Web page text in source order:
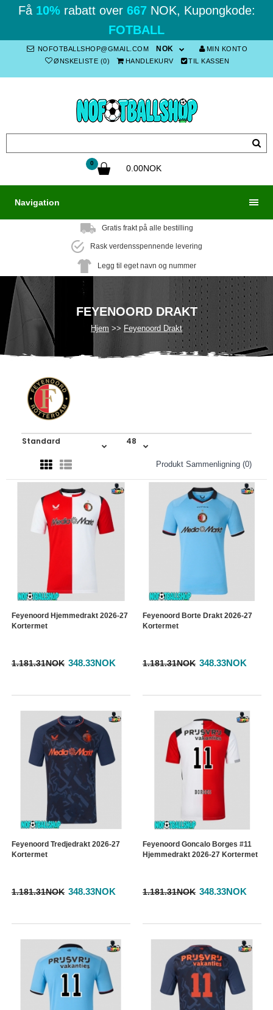
Få 10%rabatt over 667NOK, Kupongkode:
FOTBALL
NOFOTBALLSHOP@GMAIL.COM NOK
MIN KONTO
ØNSKELISTE (0)
HANDLEKURV TIL KASSEN
0
0.00NOK
Navigation
Gratis frakt på alle bestilling
Rask verdensspennende levering
Legg til eget navn og nummer
FEYENOORD DRAKT
Hjem Feyenoord Drakt
Produkt Sammenligning (0)
Feyenoord Hjemmedrakt 2026-27
Kortermet
1.181.31NOK 348.33NOK
Feyenoord Borte Drakt 2026-27
Kortermet
1.181.31NOK 348.33NOK
Feyenoord Tredjedrakt 2026-27
Kortermet
1.181.31NOK 348.33NOK
Feyenoord Goncalo Borges #11
Hjemmedrakt 2026-27 Kortermet
1.181.31NOK 348.33NOK